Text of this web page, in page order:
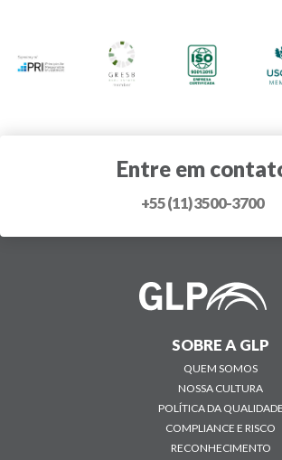
Entre em
+55 (11) 3500-3700
SOBRE A GLP
QUEM SOMOS
NOSSA CULTURA
POLÍTICA DA QUALIDADE
COMPLIANCE E RISCO
RECONHECIMENTO